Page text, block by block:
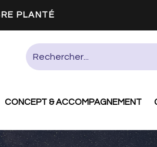
PLANTÉ
CONCEPT & ACCOMPAGNEMENT